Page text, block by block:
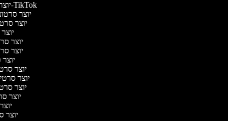
יוצר סרטונים ל-TikTok
יוצר
יוצר
יוצר
יוצר
יוצר
יוצר סרטי
יוצר
יוצר
יוצר